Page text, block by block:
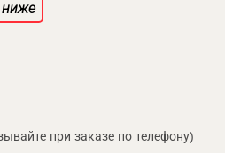
ниже
при заказе по телефону)